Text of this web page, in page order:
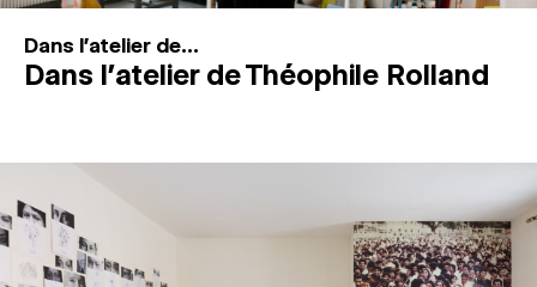
Dans l'atelier de...
Dans l’atelier de Théophile Rolland